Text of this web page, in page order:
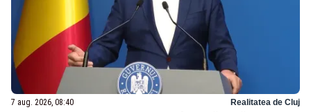
7 aug. 2026, 08:40 Realitatea de Cluj